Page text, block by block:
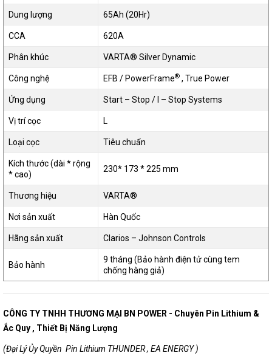
Dung lượng 65Ah (20Hr)
CCA 620A
Phân khúc VARTA® Silver Dynamic
Công nghệ EFB / PowerFrame® , True Power
Ứng dụng Start – Stop / I – Stop Systems
Vị trí cọc L
Loại cọc Tiêu chuẩn
Kích thước (dài * rộng
* cao)
230* 173 * 225 mm
Thương hiệu VARTA®
Nơi sản xuất Hàn Quốc
Hãng sản xuất Clarios – Johnson Controls
Bảo hành
9 tháng (Bảo hành điện tử cùng tem
chống hàng giả)
CÔNG TY TNHH THƯƠNG MẠI BN POWER​ - Chuyên Pin Lithium &
Ắc Quy , Thiết Bị Năng Lượng
(Đại Lý Ủy Quyền Pin Lithium THUNDER , EA ENERGY )